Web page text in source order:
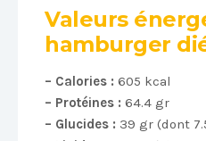
Valeurs
hamburger
– Calories : 605 kcal
– Protéines : 64.4 gr
– Glucides : 39 gr (dont